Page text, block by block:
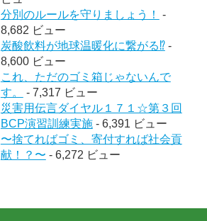
分別のルールを守りましょう！
-
8,682 ビュー
炭酸飲料が地球温暖化に繋がる⁉︎-
8,600 ビュー
これ、ただのゴミ箱じゃないんで
す。
- 7,317 ビュー
災害用伝言ダイヤル１７１☆第３回
BCP演習訓練実施- 6,391 ビュー
〜捨てればゴミ、寄付すれば社会貢
献！？〜 - 6,272 ビュー